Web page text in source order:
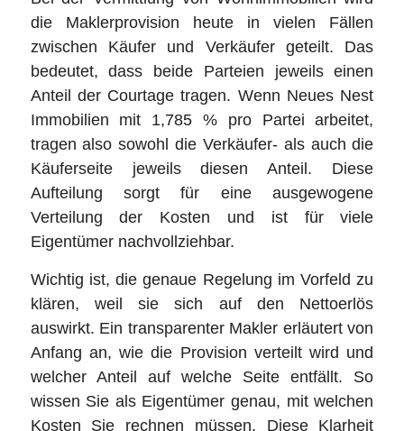
die Maklerprovision heute in vielen Fällen
zwischen Käufer und Verkäufer geteilt. Das
bedeutet, dass beide Parteien jeweils einen
Anteil der Courtage tragen. Wenn Neues Nest
Immobilien mit 1,785 % pro Partei arbeitet,
tragen also sowohl die Verkäufer- als auch die
Käuferseite jeweils diesen Anteil. Diese
Aufteilung sorgt für eine ausgewogene
Verteilung der Kosten und ist für viele
Eigentümer nachvollziehbar.
Wichtig ist, die genaue Regelung im Vorfeld zu
klären, weil sie sich auf den Nettoerlös
auswirkt. Ein transparenter Makler erläutert von
Anfang an, wie die Provision verteilt wird und
welcher Anteil auf welche Seite entfällt. So
wissen Sie als Eigentümer genau, mit welchen
Kosten Sie rechnen müssen. Diese Klarheit